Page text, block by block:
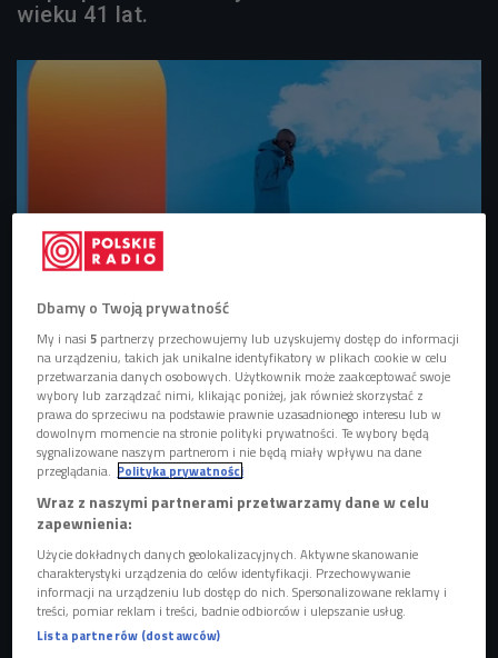
wieku 41 lat.
Virgil Abloh na pokazie męskiej kolekcji Louis Vuitton na sezon 2020-2021 -
Paryż, 2020 rok
Foto: PAP/Abaca/Aurore Marechal/
Architekt streetwearu
Abloh dorastał na przedmieściach Chicago. Szyć nauczyła
go mama i - jak podkreślał później w wywiadach - to dzięki
niej zainteresował się modą. Z wykształcenia był jednak
inżynierem i architektem, a do świata mody wkroczył w
2009 roku. - Najpierw był stażystą w marce Fendi, razem z
Kanyem Westem - opowiada Ada Janiszewska. - Później
założył własny concept store z modą streetwearową Pyrex
Vision. Zainteresowanie klientów ośmieliło go do założenia
Dbamy o Twoją prywatność
My i nasi5 partnerzy przechowujemy lub uzyskujemy dostęp do informacji
na urządzeniu, takich jak unikalne identyfikatory w plikach cookie w celu
przetwarzania danych osobowych. Użytkownik może zaakceptować swoje
wybory lub zarządzać nimi, klikając poniżej, jak również skorzystać z
prawa do sprzeciwu na podstawie prawnie uzasadnionego interesu lub w
dowolnym momencie na stronie polityki prywatności. Te wybory będą
sygnalizowane naszym partnerom i nie będą miały wpływu na dane
przeglądania. Polityka prywatności
Wraz z naszymi partnerami przetwarzamy dane w celu
zapewnienia:
Użycie dokładnych danych geolokalizacyjnych. Aktywne skanowanie
charakterystyki urządzenia do celów identyfikacji. Przechowywanie
informacji na urządzeniu lub dostęp do nich. Spersonalizowane reklamy i
treści, pomiar reklam i treści, badnie odbiorców i ulepszanie usług.
Lista partnerów (dostawców)